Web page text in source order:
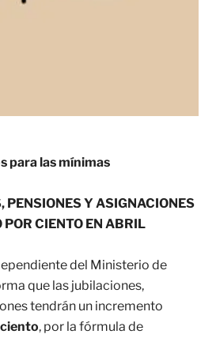
para las mínimas
PENSIONES Y ASIGNACIONES
CIENTO EN ABRIL
del Ministerio de
que las jubilaciones,
tendrán un incremento
, por la fórmula de